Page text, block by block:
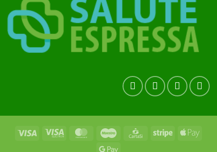
Visa
Visa
MasterCardMaestro CartaSi Stripe
Apple
Google